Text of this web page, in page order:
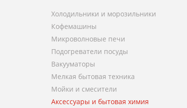
Холодильники и морозильники
Кофемашины
Микроволновые печи
Подогреватели посуды
Вакууматоры
Мелкая бытовая техника
Мойки и смесители
Аксессуары и бытовая химия